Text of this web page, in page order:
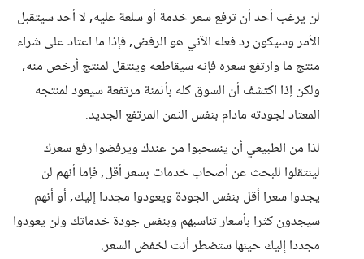
لن يرغب أحد أن ترفع سعر خدمة أو سلعة عليه, لا أحد سيتقبل
الأمر وسيكون رد فعله الآني هو الرفض, فإذا ما اعتاد على شراء
منتج ما وارتفع سعره فإنه سيقاطعه وينتقل لمنتج أرخص منه,
ولكن إذا اكتشف أن السوق كله بأثمنة مرتفعة سيعود لمنتجه
المعتاد لجودته مادام بنفس الثمن المرتفع الجديد.
لذا من الطبيعي أن ينسحبوا من عندك ويرفضوا رفع سعرك
لينتقلوا للبحث عن أصحاب خدمات بسعر أقل, فإما أنهم لن
يجدوا سعرا أقل بنفس الجودة ويعودوا مجددا إليك, أو أنهم
سيجدون كثرا بأسعار تناسبهم وبنفس جودة خدماتك ولن يعودوا
مجددا إليك حينها ستضطر أنت لخفض السعر.